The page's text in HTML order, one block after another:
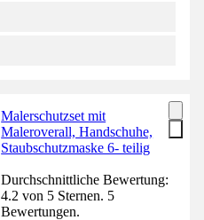
Malerschutzset mit
Maleroverall, Handschuhe,
Staubschutzmaske 6- teilig
Durchschnittliche Bewertung:
4.2 von 5 Sternen. 5
Bewertungen.